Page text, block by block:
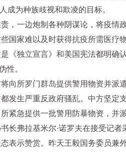
成为种族歧视和欺凌的目标。
，一边炮制各种阴谋论，将疫
国家难以及时获得抗疫所需医疗
《独立宣言》和美国宪法都明
性。
向所罗门群岛提供警用物资并派
发生严重反政府骚乱。中方坚定
紧急提供一批警用防暴物资，并
长弗拉基米尔·诺罗夫在接受记
表示赞赏。昨天王毅国务委员